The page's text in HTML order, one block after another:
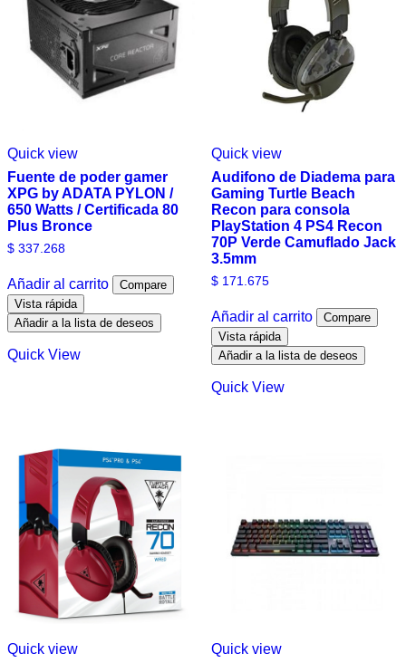
Quick view
Fuente de poder gamer
XPG by ADATA PYLON /
650 Watts / Certificada 80
Plus Bronce
$ 337.268
Añadir al carrito
Compare
Vista rápida
Añadir a la lista de deseos
Quick View
Quick view
Audifono de Diadema para
Gaming Turtle Beach
Recon para consola
PlayStation 4 PS4 Recon
70P Verde Camuflado Jack
3.5mm
$171.675
Añadir al carrito
Compare
Vista rápida
Añadir a la lista de deseos
Quick View
Quick view
Quick view